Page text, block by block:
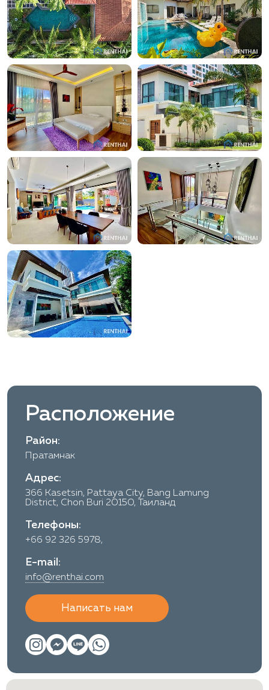
Расположение
Район:
Пратамнак
Адрес:
366 Kasetsin, Pattaya City, Bang Lamung
District, Chon Buri 20150, Таиланд
Телефоны:
+66 92 326 5978,
E-mail:
info@renthai.com
Написать нам